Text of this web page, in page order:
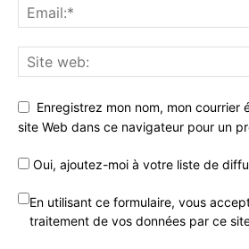
Enregistrez mon nom, mon courrier
site Web dans ce navigateur pour un
Oui, ajoutez-moi à votre liste de
En utilisant ce formulaire, vous
traitement de vos données par ce